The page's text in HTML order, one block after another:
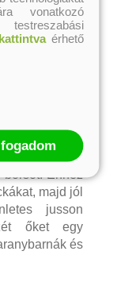
a
jól keverjük
30 percig.
Keverjük
a
Ehhez
majd jól
jusson
őket egy
és
vonatkozó
érhető